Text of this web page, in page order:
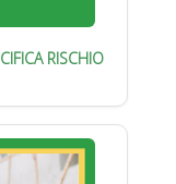
RISCHIO